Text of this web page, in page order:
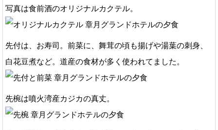
写真は食前酒のオリジナルカクテル。
先付は、お寿司。前菜に、舞茸の頃も揚げや湯葉の刺身、
白花豆煮など。道産の食材が多く使われてました。
先椀は噴火湾産カジカの真丈。